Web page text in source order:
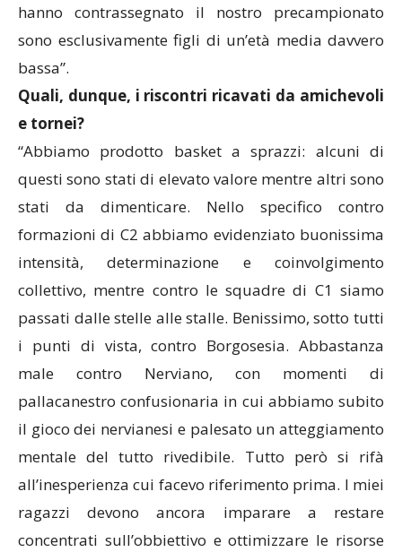
hanno contrassegnato il nostro precampionato
sono esclusivamente figli di un’età media davvero
bassa”.
Quali, dunque, i riscontri ricavati da amichevoli
e tornei?
“Abbiamo prodotto basket a sprazzi: alcuni di
questi sono stati di elevato valore mentre altri sono
stati da dimenticare. Nello specifico contro
formazioni di C2 abbiamo evidenziato buonissima
intensità, determinazione e coinvolgimento
collettivo, mentre contro le squadre di C1 siamo
passati dalle stelle alle stalle. Benissimo, sotto tutti
i punti di vista, contro Borgosesia. Abbastanza
male contro Nerviano, con momenti di
pallacanestro confusionaria in cui abbiamo subito
il gioco dei nervianesi e palesato un atteggiamento
mentale del tutto rivedibile. Tutto però si rifà
all’inesperienza cui facevo riferimento prima. I miei
ragazzi devono ancora imparare a restare
concentrati sull’obbiettivo e ottimizzare le risorse